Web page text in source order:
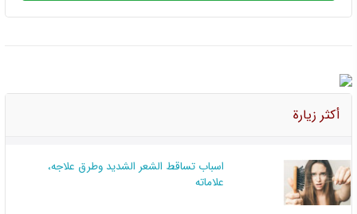
أكثر زيارة
اسباب تساقط الشعر الشديد وطرق علاجه،
علاماته